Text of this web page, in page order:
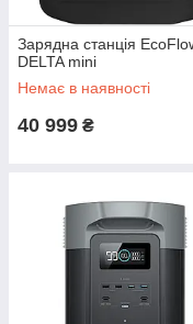
Зарядна станція
DELTA mini
Немає в наявності
40 999 ₴